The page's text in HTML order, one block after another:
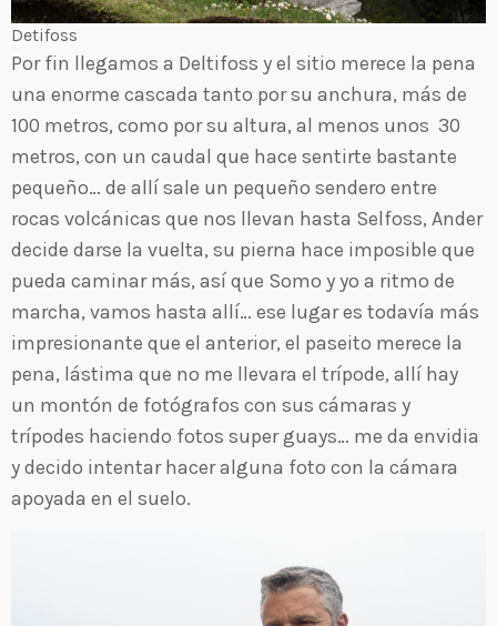
Detifoss
Por fin llegamos a Deltifoss y el sitio merece la pena
una enorme cascada tanto por su anchura, más de
100 metros, como por su altura, al menos unos 30
metros, con un caudal que hace sentirte bastante
pequeño… de allí sale un pequeño sendero entre
rocas volcánicas que nos llevan hasta Selfoss, Ander
decide darse la vuelta, su pierna hace imposible que
pueda caminar más, así que Somo y yo a ritmo de
marcha, vamos hasta allí… ese lugar es todavía más
impresionante que el anterior, el paseito merece la
pena, lástima que no me llevara el trípode, allí hay
un montón de fotógrafos con sus cámaras y
trípodes haciendo fotos super guays… me da envidia
y decido intentar hacer alguna foto con la cámara
apoyada en el suelo.